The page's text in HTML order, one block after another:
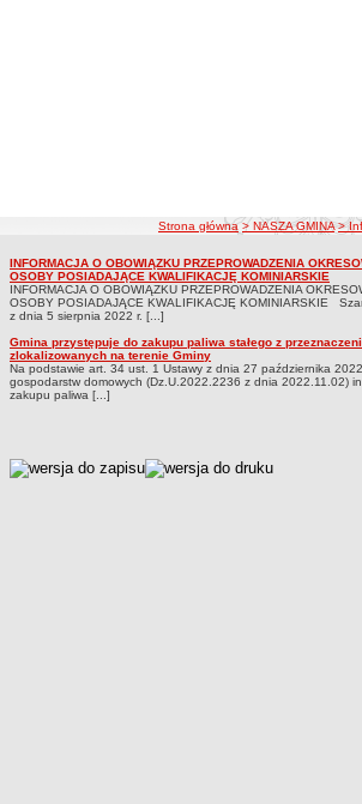
ścieżka nawigacji
Strona główna > NASZA GMINA >
Infromacje w zakresie preferencyjnego paliwa stałego
Infromacje w zakresie preferencyjnego paliwa stałego
INFORMACJA O OBOWIĄZKU PRZEPROWADZENIA
OSOBY POSIADAJĄCE KWALIFIKACJĘ KOMINIARSKIE
INFORMACJA O OBOWIĄZKU PRZEPROWADZENIA
OSOBY POSIADAJĄCE KWALIFIKACJĘ KOMINIARSKIE
z dnia 5 sierpnia 2022 r. [...]
Gmina przystępuje do zakupu paliwa stałego z
zlokalizowanych na terenie Gminy
Na podstawie art. 34 ust. 1 Ustawy z dnia 27 października
gospodarstw domowych (Dz.U.2022.2236 z dnia 2022.11.02)
zakupu paliwa [...]
metryczka